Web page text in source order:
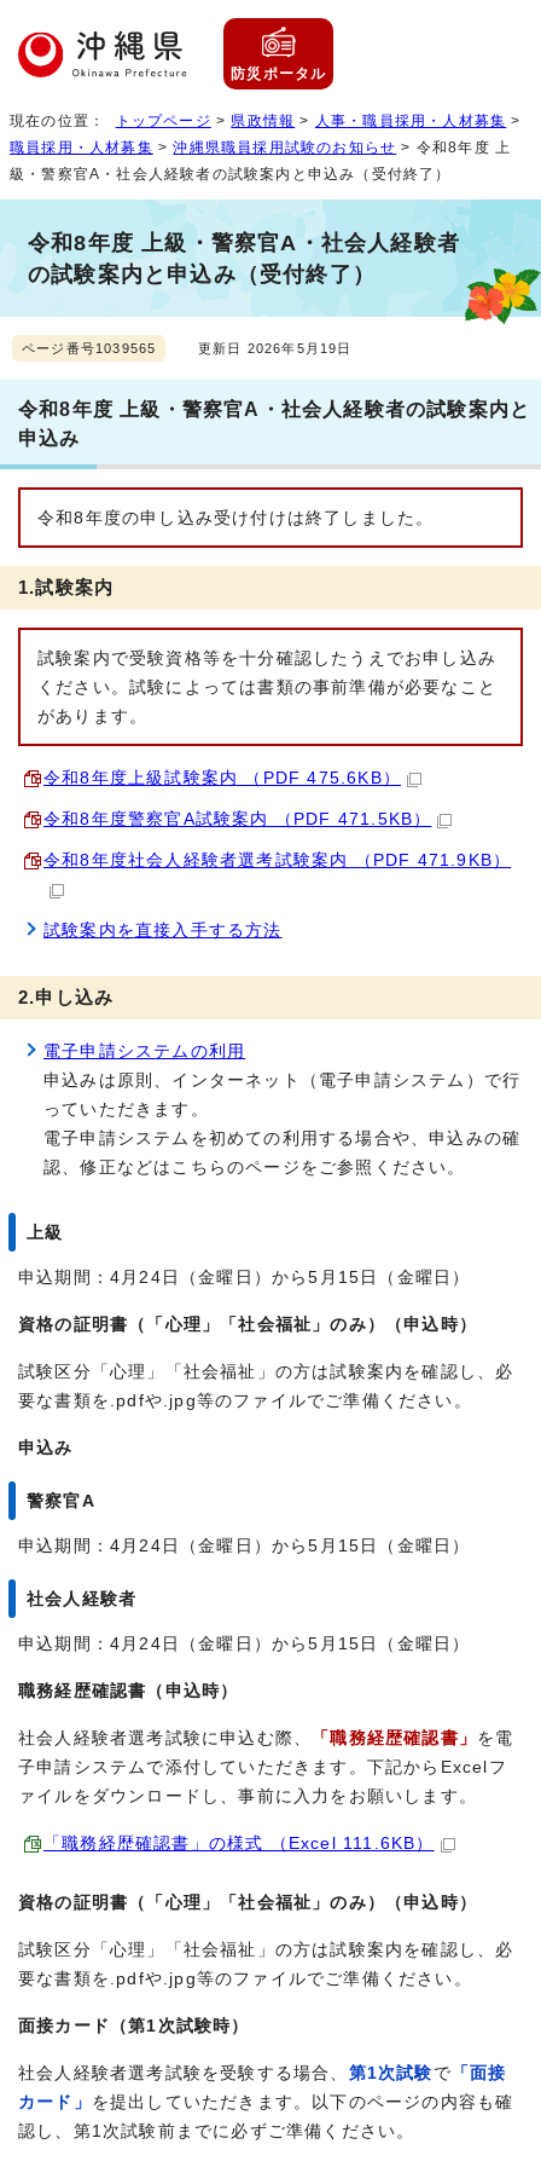
防災ポータル
現在の位置： トップページ > 県政情報 > 人事・職員採用・人材募集 >
職員採用・人材募集 >沖縄県職員採用試験のお知らせ > 令和8年度 上
級・警察官A・社会人経験者の試験案内と申込み（受付終了）
令和8年度 上級・警察官A・社会人経験者
の試験案内と申込み（受付終了）
ページ番号1039565 更新日 2026年5月19日
令和8年度 上級・警察官A・社会人経験者の試験案内と
申込み
令和8年度の申し込み受け付けは終了しました。
1.試験案内
試験案内で受験資格等を十分確認したうえでお申し込み
ください。試験によっては書類の事前準備が必要なこと
があります。
令和8年度上級試験案内 （PDF 475.6KB）
令和8年度警察官A試験案内 （PDF 471.5KB）
令和8年度社会人経験者選考試験案内 （PDF 471.9KB）
試験案内を直接入手する方法
2.申し込み
電子申請システムの利用
申込みは原則、インターネット（電子申請システム）で行
っていただきます。
電子申請システムを初めての利用する場合や、申込みの確
認、修正などはこちらのページをご参照ください。
上級
申込期間：4月24日（金曜日）から5月15日（金曜日）
資格の証明書（「心理」「社会福祉」のみ）（申込時）
試験区分「心理」「社会福祉」の方は試験案内を確認し、必
要な書類を.pdfや.jpg等のファイルでご準備ください。
申込み
警察官A
申込期間：4月24日（金曜日）から5月15日（金曜日）
社会人経験者
申込期間：4月24日（金曜日）から5月15日（金曜日）
職務経歴確認書（申込時）
社会人経験者選考試験に申込む際、 「職務経歴確認書」 を電
子申請システムで添付していただきます。下記からExcelフ
ァイルをダウンロードし、事前に入力をお願いします。
「職務経歴確認書」の様式 （Excel 111.6KB）
資格の証明書（「心理」「社会福祉」のみ）（申込時）
試験区分「心理」「社会福祉」の方は試験案内を確認し、必
要な書類を.pdfや.jpg等のファイルでご準備ください。
面接カード（第1次試験時）
社会人経験者選考試験を受験する場合、 第1次試験 で 「面接
カード」 を提出していただきます。以下のページの内容も確
認し、第1次試験前までに必ずご準備ください。